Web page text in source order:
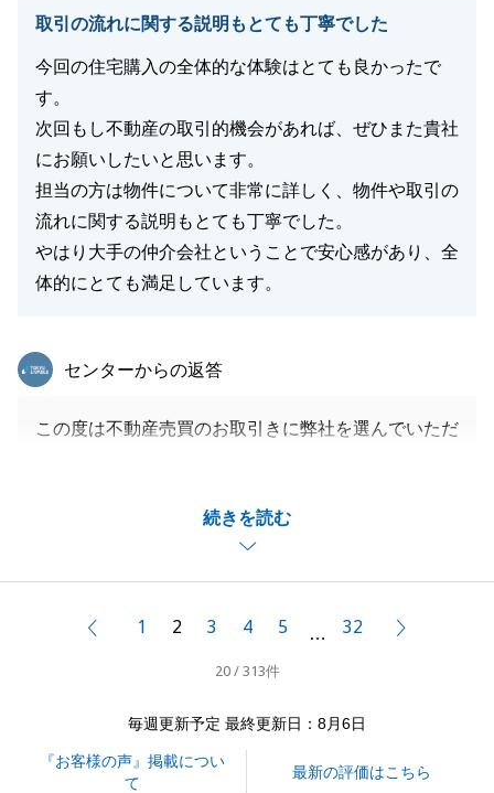
取引の流れに関する説明もとても丁寧でした
今回の住宅購入の全体的な体験はとても良かったで
す。
次回もし不動産の取引的機会があれば、ぜひまた貴社
にお願いしたいと思います。
担当の方は物件について非常に詳しく、物件や取引の
流れに関する説明もとても丁寧でした。
やはり大手の仲介会社ということで安心感があり、全
体的にとても満足しています。
続きを読む
東急リバブル
センターからの返答
この度は不動産売買のお取引きに弊社を選んでいただ
機会がありましたら、また弊社をご利用いただけると
嬉しいです。
閉じる
前へ1 2 3 4 5 … 32
20 / 313件
毎週更新予定 最終更新日：8月6日
『お客様の声』掲載につい
て
最新の評価はこちら